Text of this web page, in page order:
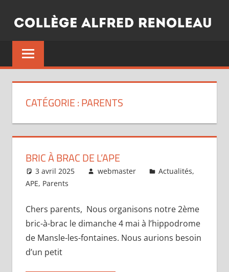
CATÉGORIE :PARENTS
BRIC À BRAC DE L’APE
3 avril 2025 webmaster Actualités,
APE, Parents
Chers parents, Nous organisons notre 2ème
bric-à-brac le dimanche 4 mai à l’hippodrome
de Mansle-les-fontaines. Nous aurions besoin
d’un petit